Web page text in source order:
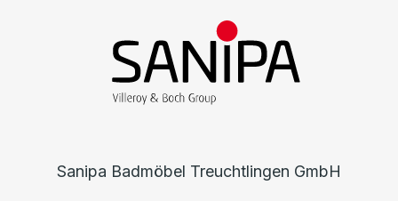
Sanipa Badmöbel Treuchtlingen GmbH